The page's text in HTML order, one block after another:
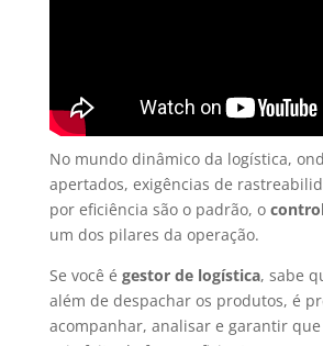
No mundo dinâmico da logística,
apertados, exigências de
por eficiência são o padrão, o
um dos pilares da operação.
Se você é gestor de logística, sabe
além de despachar os produtos, é
acompanhar, analisar e garantir